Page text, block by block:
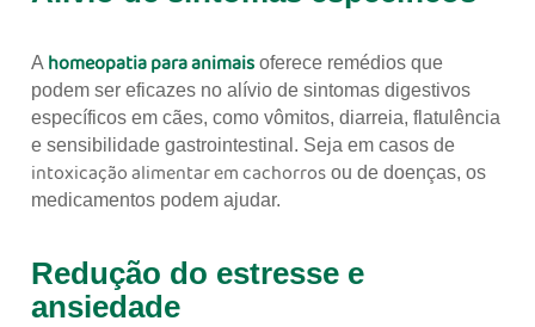
A homeopatia para animais oferece remédios que
podem ser eficazes no alívio de sintomas digestivos
específicos em cães, como vômitos, diarreia, flatulência
e sensibilidade gastrointestinal. Seja em casos de
intoxicação alimentar em cachorros ou de doenças, os
medicamentos podem ajudar.
Redução do estresse e
ansiedade